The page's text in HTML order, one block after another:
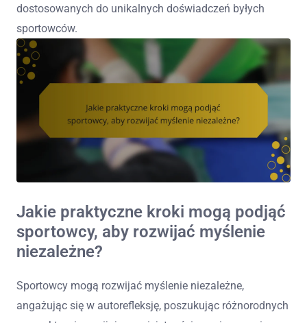
dostosowanych do unikalnych doświadczeń byłych
sportowców.
Jakie praktyczne kroki mogą podjąć
sportowcy, aby rozwijać myślenie
niezależne?
Sportowcy mogą rozwijać myślenie niezależne,
angażując się w autorefleksję, poszukując różnorodnych